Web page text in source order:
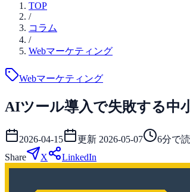
TOP
/
コラム
/
Webマーケティング
Webマーケティング
AIツール導入で失敗する中
2026-04-15 更新 2026-05-07 6分で
Share
X LinkedIn